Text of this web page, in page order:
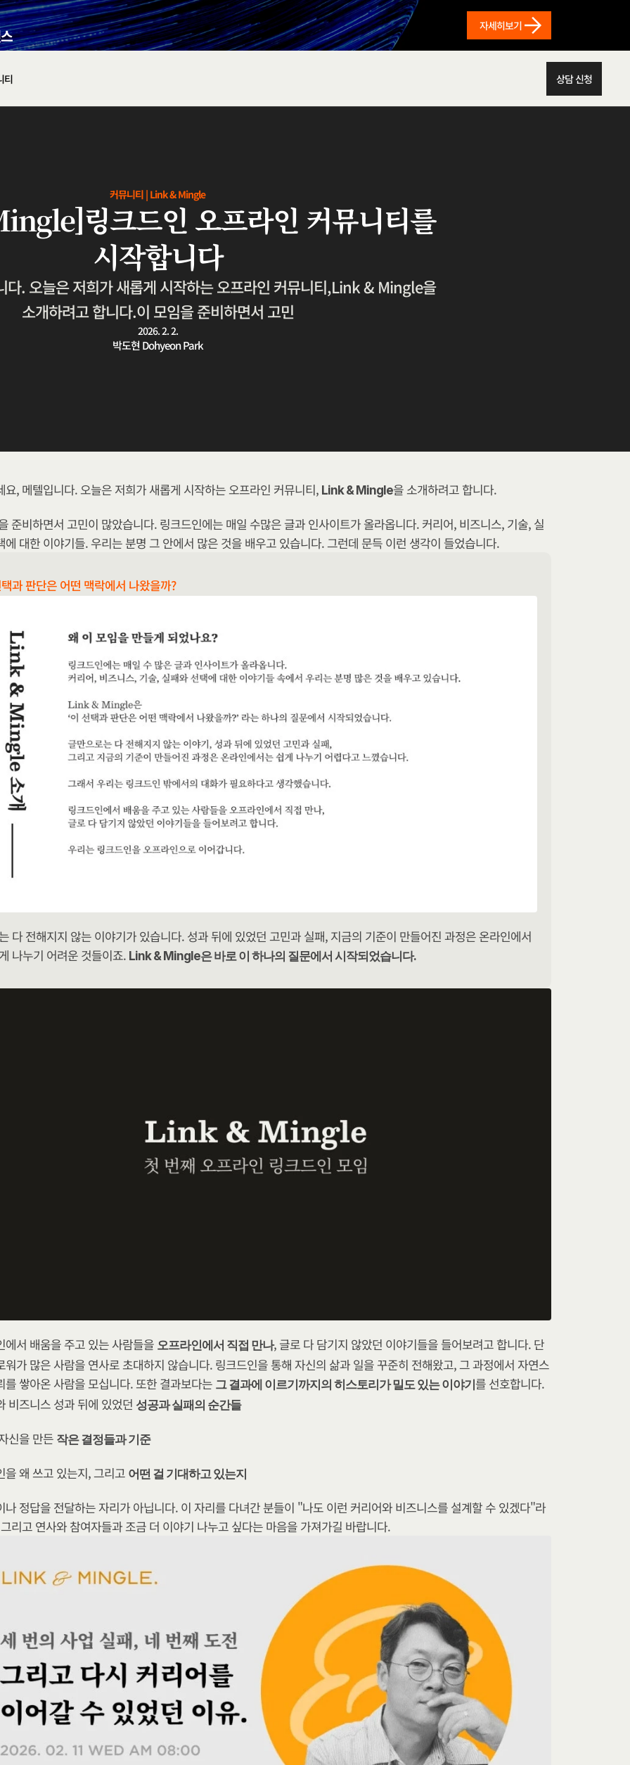
자세히보기
티 상담 신청
커뮤니티 | Link & Mingle
링크드인 오프라인 커뮤니티를
시작합니다
다. 오늘은 저희가 새롭게 시작하는 오프라인 커뮤니티,Link & Mingle을
소개하려고 합니다.이 모임을 준비하면서 고민
2026. 2. 2.
박도현 Dohyeon Park
요, 메텔입니다. 오늘은 저희가 새롭게 시작하는 오프라인 커뮤니티, Link & Mingle​을 소개하려고 합니다.
준비하면서 고민이 많았습니다. 링크드인에는 매일 수많은 글과 인사이트가 올라옵니다. 커리어, 비즈니스, 기술, 실
에 대한 이야기들. 우리는 분명 그 안에서 많은 것을 배우고 있습니다. 그런데 문득 이런 생각이 들었습니다.
과 판단은 어떤 맥락에서 나왔을까?
다 전해지지 않는 이야기가 있습니다. 성과 뒤에 있었던 고민과 실패, 지금의 기준이 만들어진 과정은 온라인에서
나누기 어려운 것들이죠. Link & Mingle은 바로 이 하나의 질문에서 시작되었습니다.
에서 배움을 주고 있는 사람들을 오프라인에서 직접 만나, 글로 다 담기지 않았던 이야기들을 들어보려고 합니다. 단
워가 많은 사람을 연사로 초대하지 않습니다. 링크드인을 통해 자신의 삶과 일을 꾸준히 전해왔고, 그 과정에서 자연스
를 쌓아온 사람을 모십니다. 또한 결과보다는 그 결과에 이르기까지의 히스토리가 밀도 있는 이야기를 선호합니다.
비즈니스 성과 뒤에 있었던 성공과 실패의 순간들
신을 만든 작은 결정들과 기준
을 왜 쓰고 있는지, 그리고 어떤 걸 기대하고 있는지
나 정답을 전달하는 자리가 아닙니다. 이 자리를 다녀간 분들이 "나도 이런 커리어와 비즈니스를 설계할 수 있겠다"라
리고 연사와 참여자들과 조금 더 이야기 나누고 싶다는 마음을 가져가길 바랍니다.